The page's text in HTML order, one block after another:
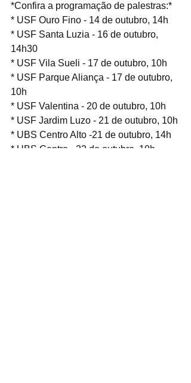
*Confira a programação de palestras:*
* USF Ouro Fino - 14 de outubro, 14h
* USF Santa Luzia - 16 de outubro,
14h30
* USF Vila Sueli - 17 de outubro, 10h
* USF Parque Aliança - 17 de outubro,
10h
* USF Valentina - 20 de outubro, 10h
* USF Jardim Luzo - 21 de outubro, 10h
* UBS Centro Alto -21 de outubro, 14h
* UBS Centro - 22 de outubro, 10h